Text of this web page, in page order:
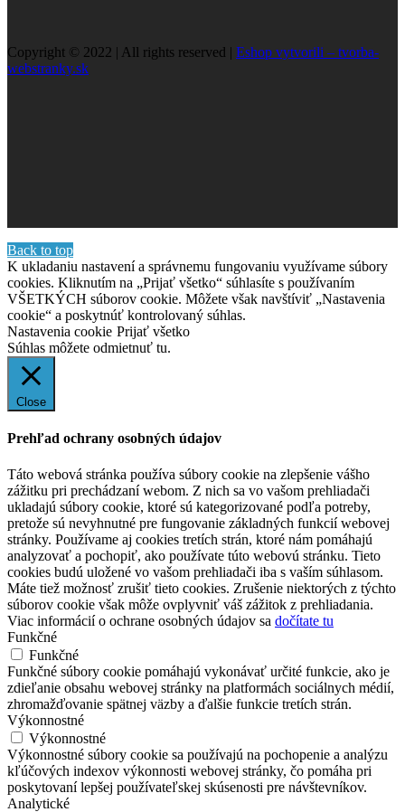
Copyright © 2022 | All rights reserved | Eshop vytvorili – tvorba-
webstranky.sk
Back to top
K ukladaniu nastavení a správnemu fungovaniu využívame súbory
cookies. Kliknutím na „Prijať všetko“ súhlasíte s používaním
VŠETKÝCH súborov cookie. Môžete však navštíviť „Nastavenia
cookie“ a poskytnúť kontrolovaný súhlas.
Nastavenia cookie Prijať všetko
Súhlas môžete odmietnuť tu.
Close
Prehľad ochrany osobných údajov
Táto webová stránka používa súbory cookie na zlepšenie vášho
zážitku pri prechádzaní webom. Z nich sa vo vašom prehliadači
ukladajú súbory cookie, ktoré sú kategorizované podľa potreby,
pretože sú nevyhnutné pre fungovanie základných funkcií webovej
stránky. Používame aj cookies tretích strán, ktoré nám pomáhajú
analyzovať a pochopiť, ako používate túto webovú stránku. Tieto
cookies budú uložené vo vašom prehliadači iba s vaším súhlasom.
Máte tiež možnosť zrušiť tieto cookies. Zrušenie niektorých z týchto
súborov cookie však môže ovplyvniť váš zážitok z prehliadania.
Viac informácií o ochrane osobných údajov sa dočítate tu
Funkčné
Funkčné
Funkčné súbory cookie pomáhajú vykonávať určité funkcie, ako je
zdieľanie obsahu webovej stránky na platformách sociálnych médií,
zhromažďovanie spätnej väzby a ďalšie funkcie tretích strán.
Výkonnostné
Výkonnostné
Výkonnostné súbory cookie sa používajú na pochopenie a analýzu
kľúčových indexov výkonnosti webovej stránky, čo pomáha pri
poskytovaní lepšej používateľskej skúsenosti pre návštevníkov.
Analytické